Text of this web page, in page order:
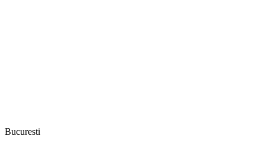
Bucuresti